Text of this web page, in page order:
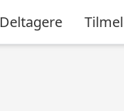
Deltagere